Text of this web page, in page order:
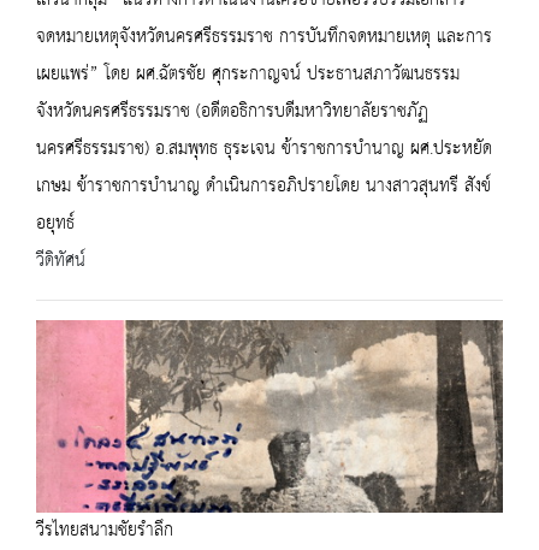
จดหมายเหตุจังหวัดนครศรีธรรมราช การบันทึกจดหมายเหตุ และการ
เผยแพร่” โดย ผศ.ฉัตรชัย ศุกระกาญจน์ ประธานสภาวัฒนธรรม
จังหวัดนครศรีธรรมราช (อดีตอธิการบดีมหาวิทยาลัยราชภัฏ
นครศรีธรรมราช) อ.สมพุทธ ธุระเจน ข้าราชการบำนาญ ผศ.ประหยัด
เกษม ข้าราชการบำนาญ ดำเนินการอภิปรายโดย นางสาวสุนทรี สังข์
อยุทธ์
วีดิทัศน์
วีรไทยสนามชัยรำลึก